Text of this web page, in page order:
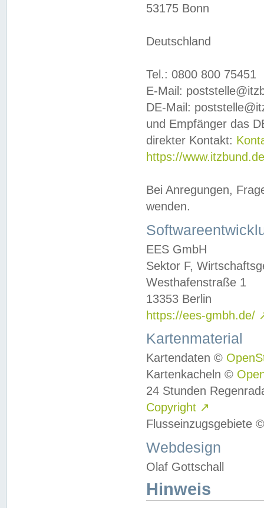
53175 Bonn
Deutschland
Tel.: 0800 800 75451
E-Mail:
DE-Mail:
und Empfänger das
direkter Kontakt:
https://
Bei Anregungen,
wenden.
EES GmbH
Sektor F,
Westhafenstraße 1
13353 Berlin
https://ees-gmbh.de/
Kartenmaterial
Kartendaten ©
Kartenkacheln ©
24 Stunden
Copyright ↗
Flusseinzugsgebiete
Webdesign
Olaf Gottschall
Hinweis